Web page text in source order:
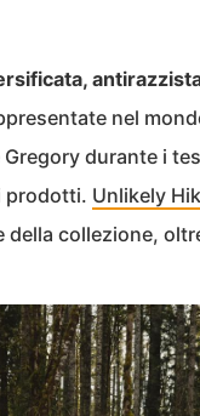
nel
durante i
prodotti. Unlikely
collezione,